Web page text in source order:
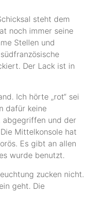
steht dem
noch immer seine
Stellen und
Der Lack ist in
Ich hörte „rot“ sei
dafür keine
abgegriffen und der
Mittelkonsole hat
Es gibt an allen
wurde benutzt.
zucken nicht.
geht. Die